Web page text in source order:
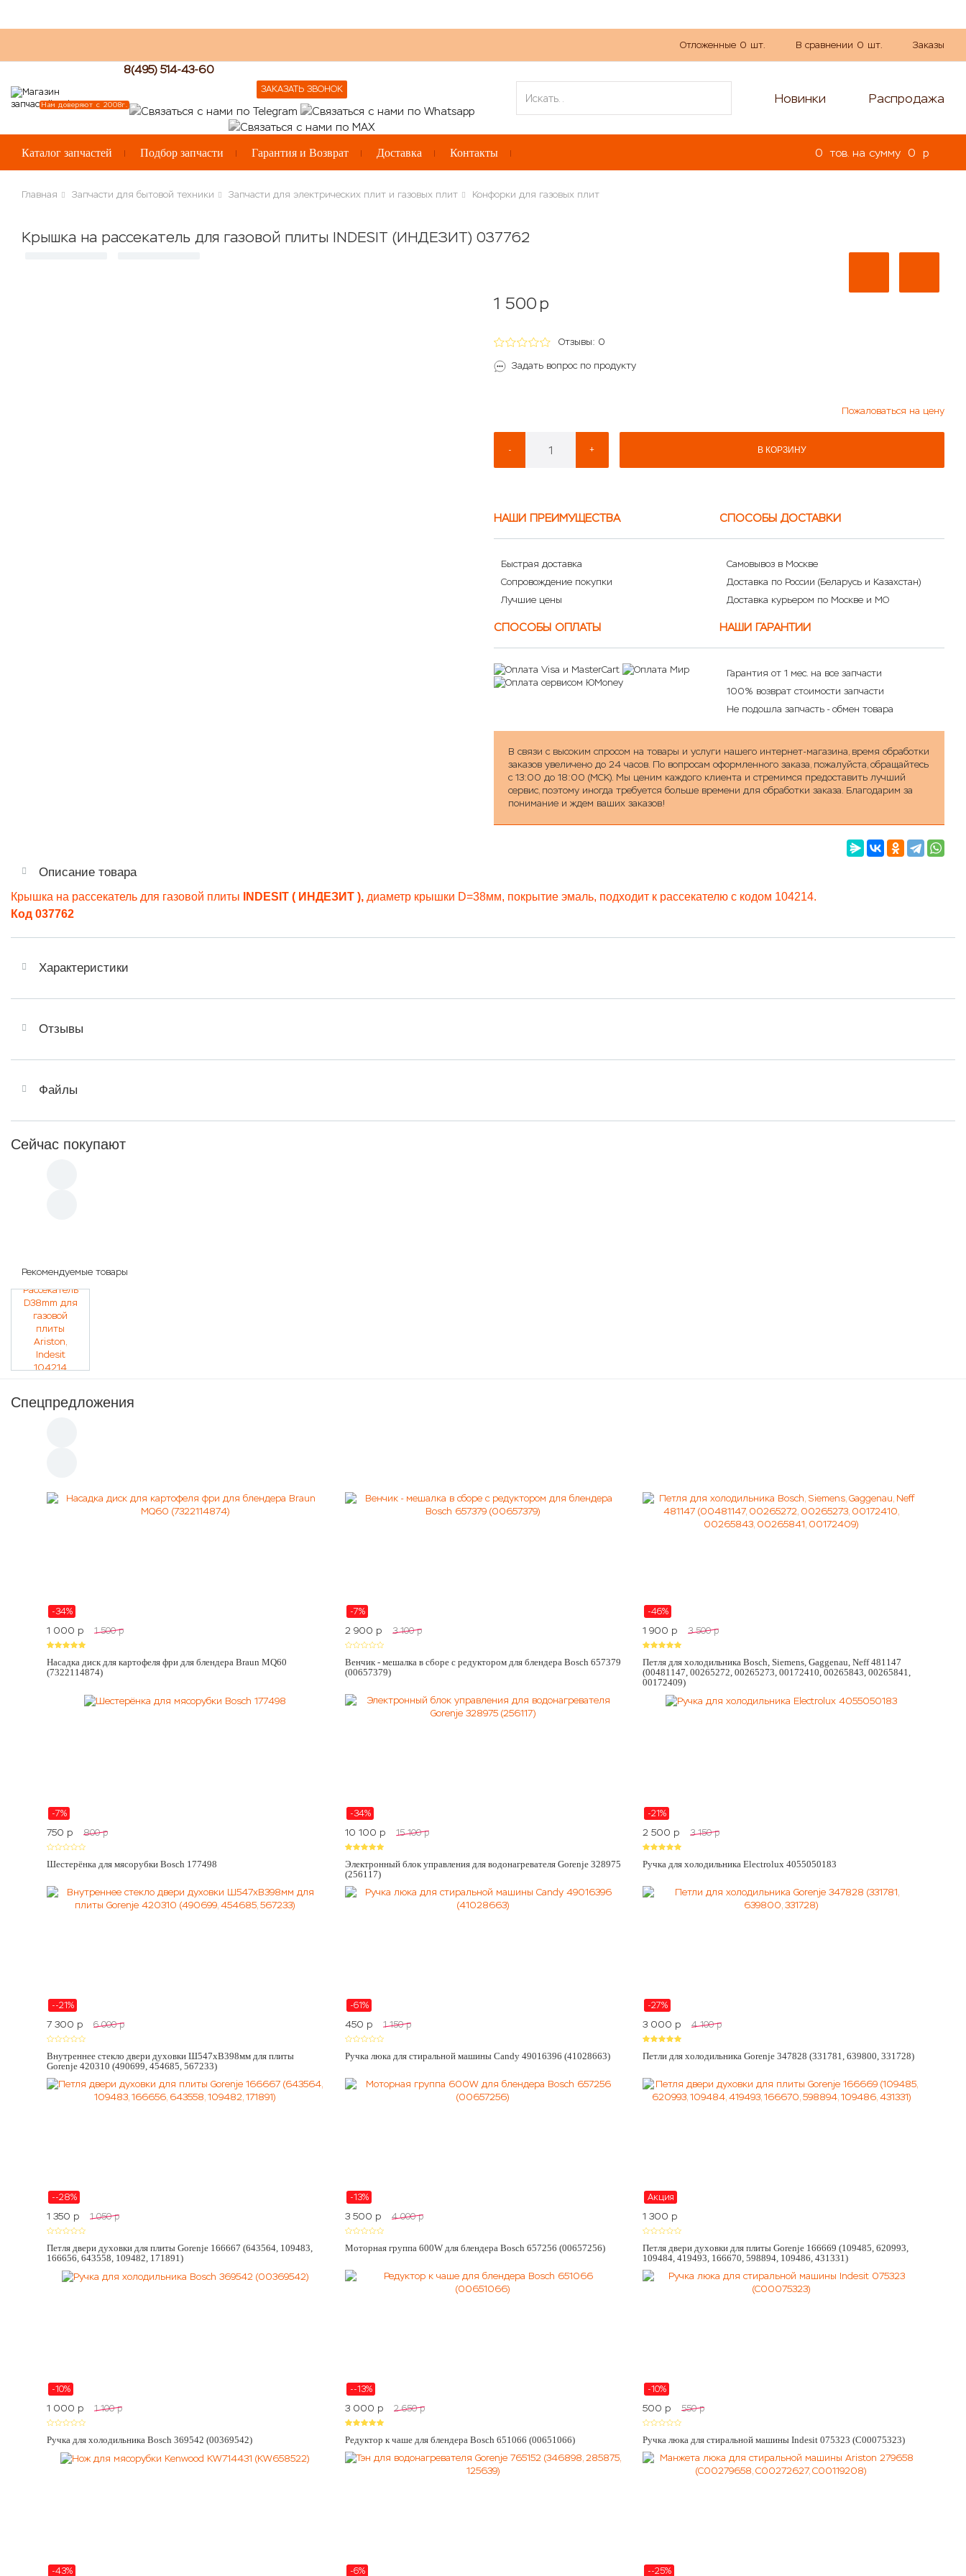
Отложенные 0 шт. В сравнении 0 шт. Заказы
Нам доверяют с 2008г.
8(495) 514-43-60
ЗАКАЗАТЬ ЗВОНОК
Новинки Распродажа
Каталог запчастей Подбор запчасти Гарантия и Возврат Доставка Контакты 0 тов. на сумму 0 p
Главная Запчасти для бытовой техники Запчасти для электрических плит и газовых плит Конфорки для газовых плит
Крышка на рассекатель для газовой плиты INDESIT (ИНДЕЗИТ) 037762
1 500 p
Отзывы: 0
Задать вопрос по продукту
Пожаловаться на цену
- + В КОРЗИНУ
НАШИ ПРЕИМУЩЕСТВА
Быстрая доставка
Сопровождение покупки
Лучшие цены
СПОСОБЫ ДОСТАВКИ
Самовывоз в Москве
Доставка по России (Беларусь и Казахстан)
Доставка курьером по Москве и МО
СПОСОБЫ ОПЛАТЫ НАШИ ГАРАНТИИ
Гарантия от 1 мес. на все запчасти
100% возврат стоимости запчасти
Не подошла запчасть - обмен товара
В связи с высоким спросом на товары и услуги нашего интернет-магазина, время обработки
заказов увеличено до 24 часов. По вопросам оформленного заказа, пожалуйста, обращайтесь
с 13:00 до 18:00 (МСК). Мы ценим каждого клиента и стремимся предоставить лучший
сервис, поэтому иногда требуется больше времени для обработки заказа. Благодарим за
понимание и ждем ваших заказов!
Описание товара
Крышка на рассекатель для газовой плиты INDESIT ( ИНДЕЗИТ ), диаметр крышки D=38мм, покрытие эмаль, подходит к рассекателю с кодом 104214.
Код 037762
Характеристики
Отзывы
Файлы
Сейчас покупают
Рекомендуемые товары
Спецпредложения
-34%
1 000 p 1 500 p
Насадка диск для картофеля фри для блендера Braun MQ60
(7322114874)
-7%
2 900 p 3 100 p
Венчик - мешалка в сборе с редуктором для блендера Bosch 657379
(00657379)
-46%
1 900 p 3 500 p
Петля для холодильника Bosch, Siemens, Gaggenau, Neff 481147
(00481147, 00265272, 00265273, 00172410, 00265843, 00265841,
00172409)
-7%
750 p 800 p
Шестерёнка для мясорубки Bosch 177498
-34%
10 100 p 15 100 p
Электронный блок управления для водонагревателя Gorenje 328975
(256117)
-21%
2 500 p 3 150 p
Ручка для холодильника Electrolux 4055050183
--21%
7 300 p 6 000 p
Внутреннее стекло двери духовки Ш547хВ398мм для плиты
Gorenje 420310 (490699, 454685, 567233)
-61%
450 p 1 150 p
Ручка люка для стиральной машины Candy 49016396 (41028663)
-27%
3 000 p 4 100 p
Петли для холодильника Gorenje 347828 (331781, 639800, 331728)
--28%
1 350 p 1 050 p
Петля двери духовки для плиты Gorenje 166667 (643564, 109483,
166656, 643558, 109482, 171891)
-13%
3 500 p 4 000 p
Моторная группа 600W для блендера Bosch 657256 (00657256)
Акция
1 300 p
Петля двери духовки для плиты Gorenje 166669 (109485, 620993,
109484, 419493, 166670, 598894, 109486, 431331)
-10%
1 000 p 1 100 p
Ручка для холодильника Bosch 369542 (00369542)
--13%
3 000 p 2 650 p
Редуктор к чаше для блендера Bosch 651066 (00651066)
-10%
500 p 550 p
Ручка люка для стиральной машины Indesit 075323 (C00075323)
-43% -6% --25%